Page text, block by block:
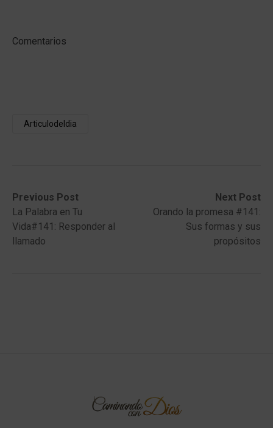
Comentarios
Articulodeldia
Post
navigation
Previous Post
Previous
post:La Palabra en Tu
Vida#141: Responder al
llamado
Next Post
Next
post:
Orando la promesa #141:
Sus formas y sus
propósitos